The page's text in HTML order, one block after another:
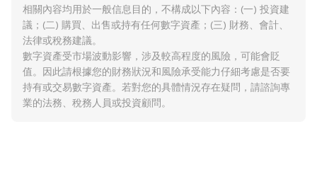
相關內容均用於一般信息目的，不構成以下內容：(一) 投資建
議；(二) 購買、出售或持有任何數字資產；(三) 財務、會計、
法律或稅務建議。
數字資產受市場波動影響，涉及較高程度的風險，可能會貶
值。因此請根據您的財務狀況和風險承受能力仔細考慮是否要
持有或交易數字資產。若對您的具體情況存在疑問，請諮詢專
業的法務、稅務人員或投資顧問。